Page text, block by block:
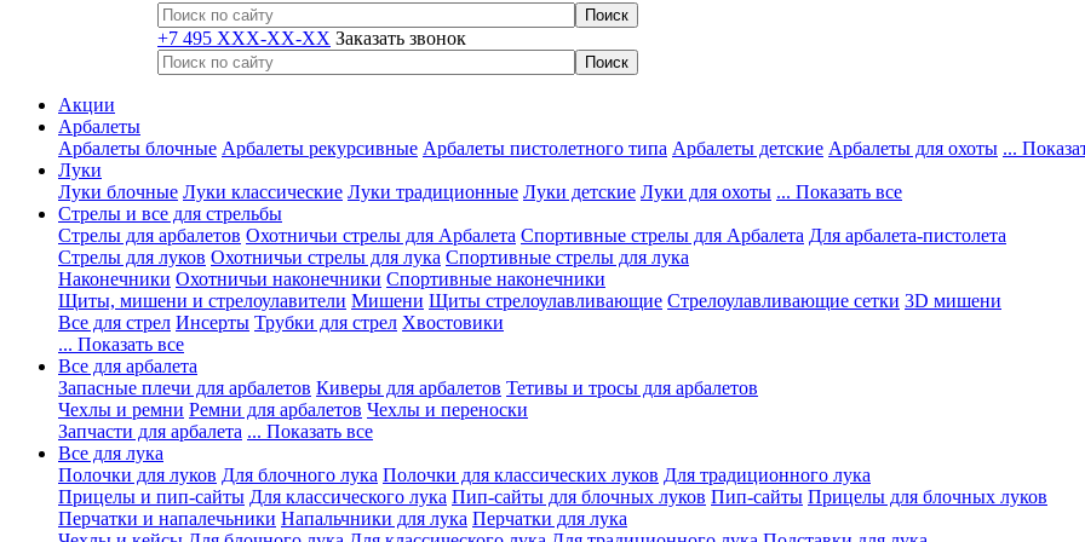
+7 495 XXX-XX-XX Заказать звонок
Акции
Арбалеты
Арбалеты блочные Арбалеты рекурсивные Арбалеты пистолетного типа Арбалеты детские Арбалеты для охоты ...
Луки
Луки блочные Луки классические Луки традиционные Луки детские Луки для охоты ... Показать все
Стрелы и все для стрельбы
Стрелы для арбалетов Охотничьи стрелы для Арбалета Спортивные стрелы для Арбалета Для арбалета-пистолета
Стрелы для луков Охотничьи стрелы для лука Спортивные стрелы для лука
Наконечники Охотничьи наконечники Спортивные наконечники
Щиты, мишени и стрелоулавители Мишени Щиты стрелоулавливающие Стрелоулавливающие сетки 3D мишени
Все для стрел Инсерты Трубки для стрел Хвостовики
... Показать все
Все для арбалета
Запасные плечи для арбалетов Киверы для арбалетов Тетивы и тросы для арбалетов
Чехлы и ремни Ремни для арбалетов Чехлы и переноски
Запчасти для арбалета ... Показать все
Все для лука
Полочки для луков Для блочного лука Полочки для классических луков Для традиционного лука
Прицелы и пип-сайты Для классического лука Пип-сайты для блочных луков Пип-сайты Прицелы для блочных луков
Перчатки и напалечьники Напальчники для лука Перчатки для лука